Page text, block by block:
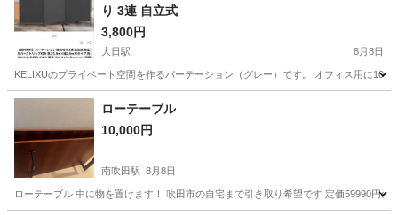
り 3連 自立式
3,800円
大日駅 8月8日
KELIXUのプライベート空間を作るパーテーション（グレー）です。 オフィス用に10
大阪 守口市 オフィス用家具
ローテーブル
10,000円
南吹田駅 8月8日
ローテーブル 中に物を置けます！ 吹田市の自宅まで引き取り希望です 定価59990円の